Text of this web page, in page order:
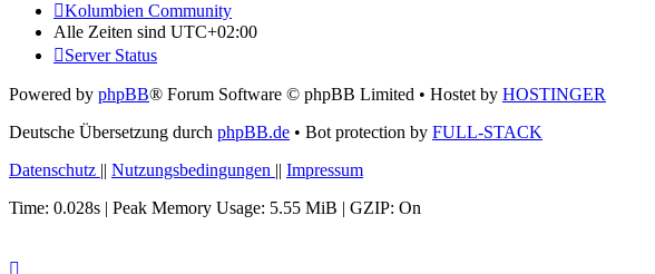
Kolumbien Community
Alle Zeiten sind UTC+02:00
Server Status
Powered by phpBB® Forum Software © phpBB Limited • Hostet by HOSTINGER
Deutsche Übersetzung durch phpBB.de • Bot protection by FULL-STACK
Datenschutz || Nutzungsbedingungen || Impressum
Time: 0.028s | Peak Memory Usage: 5.55 MiB | GZIP: On